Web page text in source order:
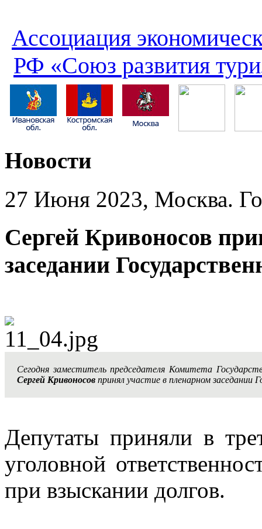
Ассоциация
РФ «Союз развития
Новости
27 Июня 2023, Москва.
Сергей Кривоносов
заседании
Сегодня заместитель председателя Комитета
Сергей Кривоносов принял участие в пленарном заседании
Депутаты приняли в
уголовной
при взыскании долгов.